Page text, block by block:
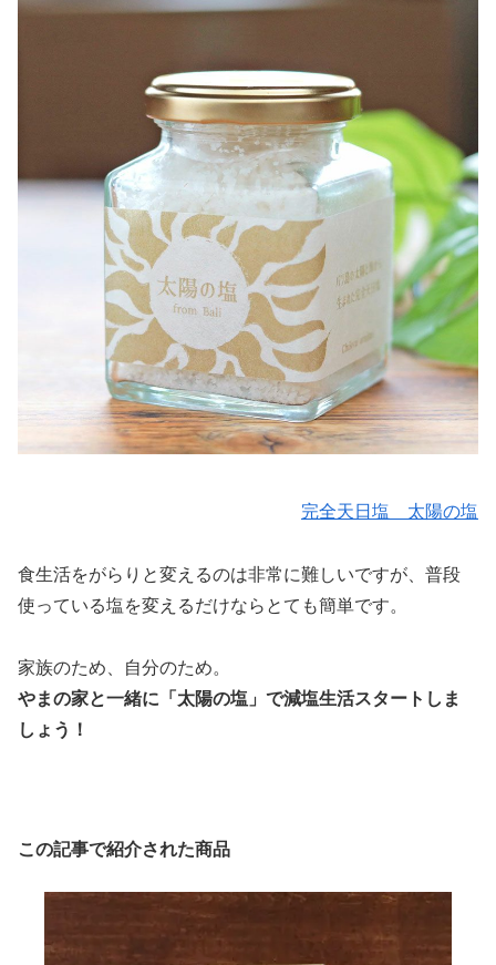
完全天日塩 太陽の塩
食生活をがらりと変えるのは非常に難しいですが、普段
使っている塩を変えるだけならとても簡単です。
家族のため、自分のため。
やまの家と一緒に「太陽の塩」で減塩生活スタートしま
しょう！
この記事で紹介された商品